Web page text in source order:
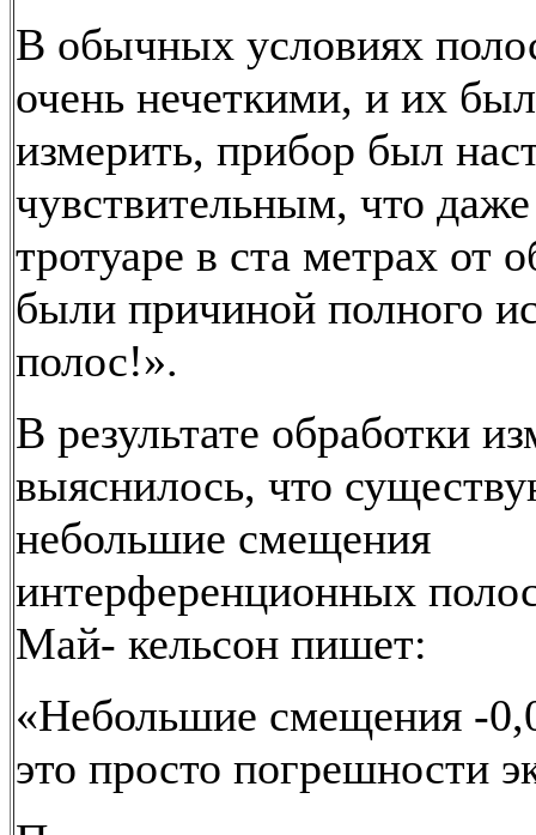
В обычных условиях
очень нечеткими, и их
измерить, прибор был
чувствительным, что
тротуаре в ста метрах от
были причиной полного
полос!».
В результате обработки
выяснилось, что
небольшие смещения
интерференционных
Май- кельсон пишет:
«Небольшие смещения -
это просто погрешности